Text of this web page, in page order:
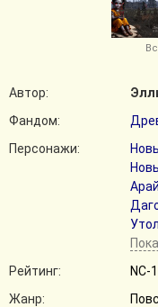
Автор:
Фандом:
Персонажи:
Рейтинг:
NC-
Жанр: